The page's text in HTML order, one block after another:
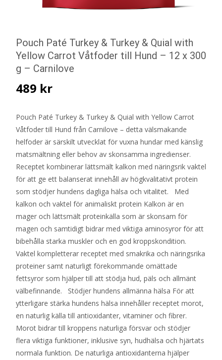
Pouch Paté Turkey & Turkey & Quial with
Yellow Carrot Våtfoder till Hund – 12 x 300
g – Carnilove
489 kr
Pouch Paté Turkey & Turkey & Quial with Yellow Carrot
Våtfoder till Hund från Carnilove – detta välsmakande
helfoder är särskilt utvecklat för vuxna hundar med känslig
matsmältning eller behov av skonsamma ingredienser.
Receptet kombinerar lättsmält kalkon med näringsrik vaktel
för att ge ett balanserat innehåll av högkvalitativt protein
som stödjer hundens dagliga hälsa och vitalitet. Med
kalkon och vaktel för animaliskt protein Kalkon är en
mager och lättsmält proteinkälla som är skonsam för
magen och samtidigt bidrar med viktiga aminosyror för att
bibehålla starka muskler och en god kroppskondition.
Vaktel kompletterar receptet med smakrika och näringsrika
proteiner samt naturligt förekommande omättade
fettsyror som hjälper till att stödja hud, päls och allmänt
välbefinnande. Stödjer hundens allmänna hälsa För att
ytterligare stärka hundens hälsa innehåller receptet morot,
en naturlig källa till antioxidanter, vitaminer och fibrer.
Morot bidrar till kroppens naturliga försvar och stödjer
flera viktiga funktioner, inklusive syn, hudhälsa och hjärtats
normala funktion. De naturliga antioxidanterna hjälper